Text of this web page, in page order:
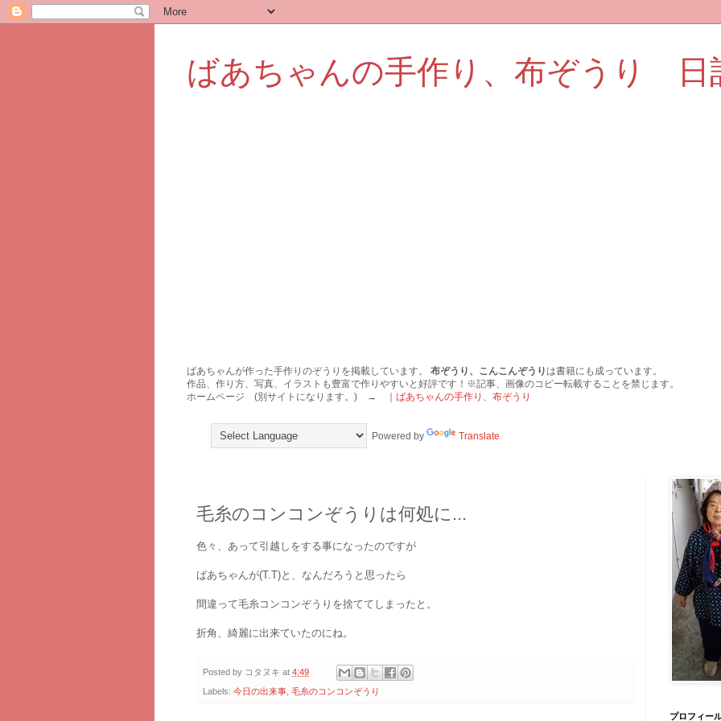
ばあちゃんの手作り、布ぞうり 日
ばあちゃんが作った手作りのぞうりを掲載しています。 布ぞうり、こんこんぞうり は書籍にも成っています。
作品、作り方、写真、イラストも豊富で作りやすいと好評です！※記事、画像のコピー転載することを禁じます。
ホームページ (別サイトになります。) → ｜ ばあちゃんの手作り、布ぞうり
Powered by Translate
毛糸のコンコンぞうりは何処に...
色々、あって引越しをする事になったのですが
ばあちゃんが(T.T)と、なんだろうと思ったら
間違って毛糸コンコンぞうりを捨ててしまったと。
折角、綺麗に出来ていたのにね。
Posted by コタヌキ at 4:49
Labels: 今日の出来事 毛糸のコンコンぞうり
プロフィー